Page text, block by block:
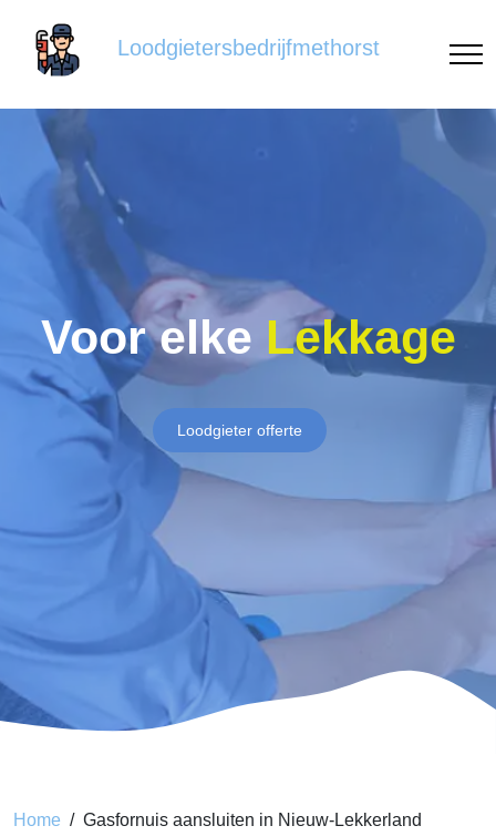
Loodgietersbedrijfmethorst
Voor elke Lekkage
Loodgieter offerte
Home Gasfornuis aansluiten in Nieuw-Lekkerland